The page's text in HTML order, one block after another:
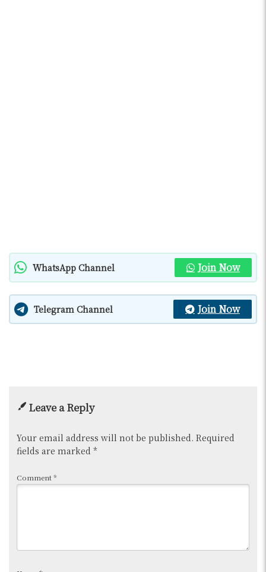
WhatsApp Channel Join Now
Telegram Channel Join Now
Leave a Reply
Your email address will not be published. Required
fields are marked *
Comment*